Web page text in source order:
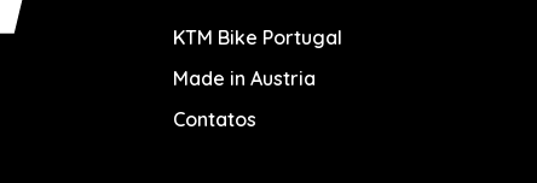
KTM Bike Portugal
Made in Austria
Contatos